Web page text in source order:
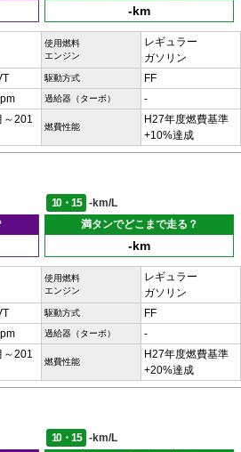
-km
使用燃料
エンジン
レギュラー
ガソリン
駆動方式 FF
過給器（ターボ） -
～201
燃費性能
H27年度燃費基準
+10%達成
10・15
-km/L
満タンでどこまで走る？
-km
使用燃料
エンジン
レギュラー
ガソリン
駆動方式 FF
過給器（ターボ） -
～201
燃費性能
H27年度燃費基準
+20%達成
10・15
-km/L